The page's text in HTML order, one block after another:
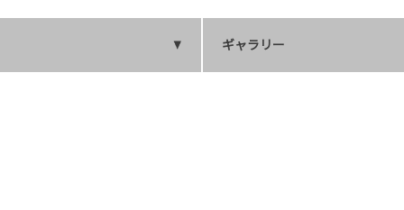
ギャラリー